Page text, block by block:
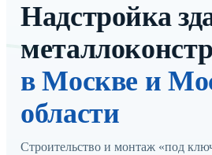
Надстройка
в Москве и
области
Строительство и монтаж «под